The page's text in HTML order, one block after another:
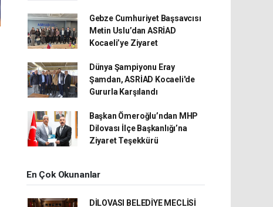
Gebze Cumhuriyet Başsavcısı
Metin Uslu’dan ASRİAD
Kocaeli’ye Ziyaret
Dünya Şampiyonu Eray
Şamdan, ASRİAD Kocaeli'de
Gururla Karşılandı
Başkan Ömeroğlu’ndan MHP
Dilovası İlçe Başkanlığı’na
Ziyaret Teşekkürü
En Çok Okunanlar
DİLOVASI BELEDİYE MECLİSİ